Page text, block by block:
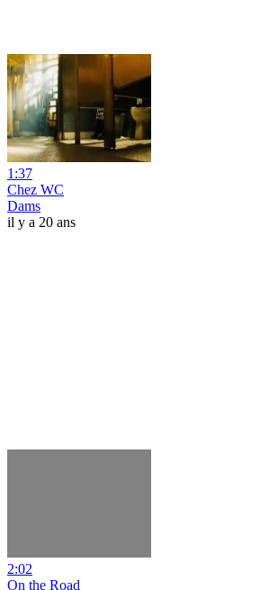
1:37
Chez WC
Dams
il y a 20 ans
2:02
On the Road